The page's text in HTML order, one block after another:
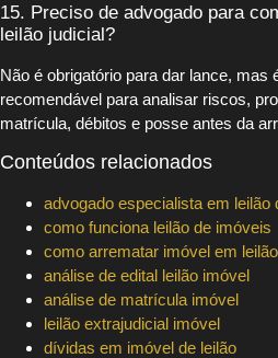
15. Preciso de advogado para
leilão judicial?
Não é obrigatório para dar lance, mas
recomendável para analisar riscos,
matrícula, débitos e posse antes da
Conteúdos relacionados
advogado especialista em leilão
como funciona leilão de imóveis
como arrematar imóvel em leilão
análise de edital leilão imóvel
análise de matrícula imóvel
leilão extrajudicial imóvel
dívidas em imóvel de leilão